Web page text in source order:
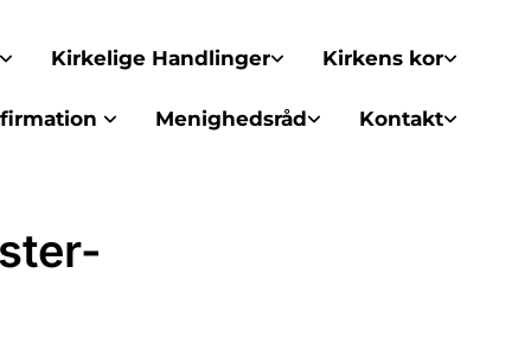
Kirkelige Handlinger Kirkens kor
Menighedsråd Kontakt